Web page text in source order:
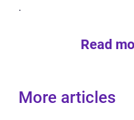
.
Read
More articles